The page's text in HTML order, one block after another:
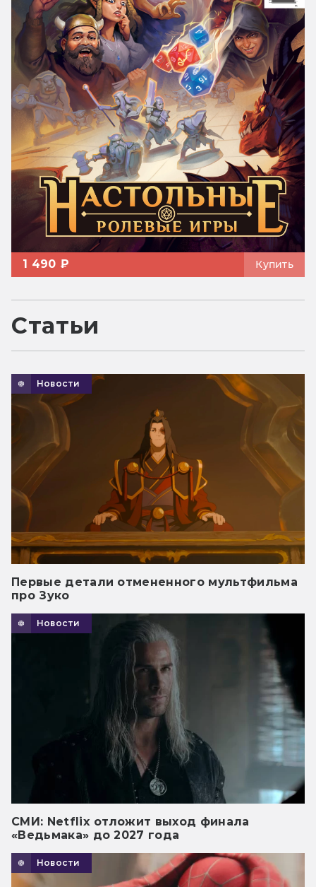
1 490 ₽ Купить
Статьи
Новости
Первые детали отмененного мультфильма
про Зуко
Новости
СМИ: Netflix отложит выход финала
«Ведьмака» до 2027 года
Новости